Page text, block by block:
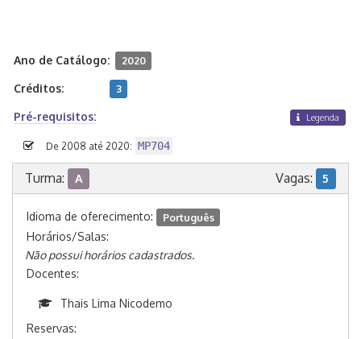
Ano de Catálogo: 2020
Créditos: 3
Pré-requisitos: Legenda
De 2008 até 2020: MP704
Turma: A Vagas: 5
Idioma de oferecimento: Português
Horários/Salas:
Não possui horários cadastrados.
Docentes:
Thais Lima Nicodemo
Reservas: